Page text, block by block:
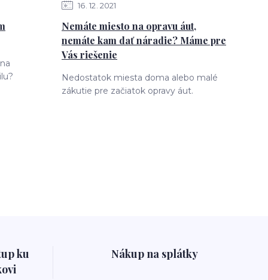
16 12 2021
Nemáte miesto na opravu áut,
nemáte kam dať náradie? Máme pre
Vás riešenie
Nedostatok miesta doma alebo malé
zákutie pre začiatok opravy áut.
ku
Nákup na splátky